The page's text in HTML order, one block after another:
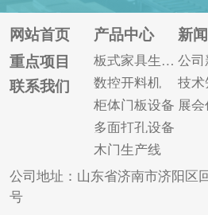
板式家具生产设备。
升级后，六面钻的操
作是否像侧孔机等设
备一样简单易行?六面
钻的具体操作流程是
网站首页
重点项目
联系我们
产品中心
板式家具生产线
数控开料机
柜体门板设备
多面打孔设备
木门生产线
新
公
技术
展
公司地址：山东省济南市济阳区
号